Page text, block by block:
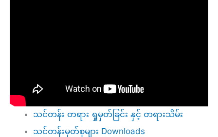
သင်တန်း တရား ရှုမှတ်ခြင်း နှင့် တရားသိမ်း
သင်တန်းမှတ်စုများ Downloads